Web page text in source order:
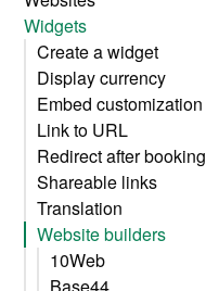
Widgets
Create a widget
Display currency
Embed customization
Link to URL
Redirect after booking
Shareable links
Translation
Website builders
10Web